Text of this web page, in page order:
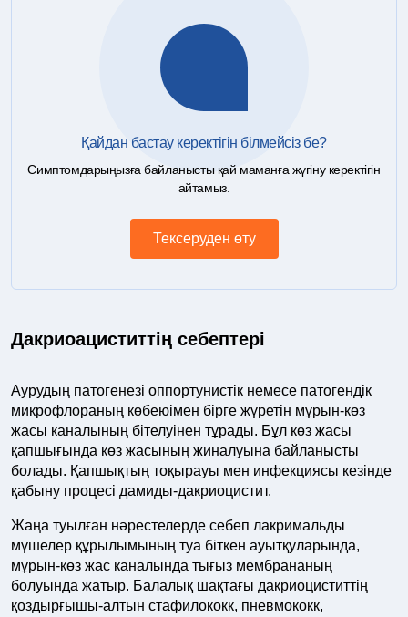
Қайдан бастау керектігін білмейсіз бе?
Симптомдарыңызға байланысты қай маманға жүгіну керектігін
айтамыз.
Тексеруден өту
Дакриоациститтің себептері
Аурудың патогенезі оппортунистік немесе патогендік
микрофлораның көбеюімен бірге жүретін мұрын-көз
жасы каналының бітелуінен тұрады. Бұл көз жасы
қапшығында көз жасының жиналуына байланысты
болады. Қапшықтың тоқырауы мен инфекциясы кезінде
қабыну процесі дамиды-дакриоцистит.
Жаңа туылған нәрестелерде себеп лакримальды
мүшелер құрылымының туа біткен ауытқуларында,
мұрын-көз жас каналында тығыз мембрананың
болуында жатыр. Балалық шақтағы дакриоциститтің
қоздырғышы-алтын стафилококк, пневмококк,